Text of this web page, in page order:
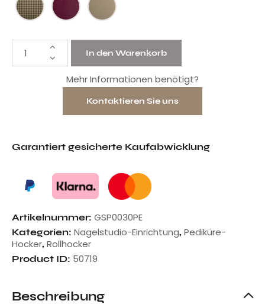
In den Warenkorb
Mehr Informationen benötigt?
Kontaktieren Sie uns
Garantiert gesicherte Kaufabwicklung
Artikelnummer: GSP0030PE
Kategorien: Nagelstudio-Einrichtung, Pediküre-
Hocker, Rollhocker
Product ID: 50719
Beschreibung